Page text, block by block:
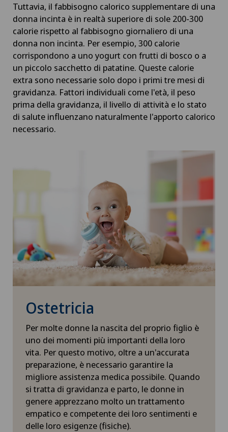
Tuttavia, il fabbisogno calorico supplementare di una
donna incinta è in realtà superiore di sole 200-300
calorie rispetto al fabbisogno giornaliero di una
donna non incinta. Per esempio, 300 calorie
corrispondono a uno yogurt con frutti di bosco o a
un piccolo sacchetto di patatine. Queste calorie
extra sono necessarie solo dopo i primi tre mesi di
gravidanza. Fattori individuali come l'età, il peso
prima della gravidanza, il livello di attività e lo stato
di salute influenzano naturalmente l'apporto calorico
necessario.
Ostetricia
Per molte donne la nascita del proprio figlio è
uno dei momenti più importanti della loro
vita. Per questo motivo, oltre a un'accurata
preparazione, è necessario garantire la
migliore assistenza medica possibile. Quando
si tratta di gravidanza e parto, le donne in
genere apprezzano molto un trattamento
empatico e competente dei loro sentimenti e
delle loro esigenze (fisiche).